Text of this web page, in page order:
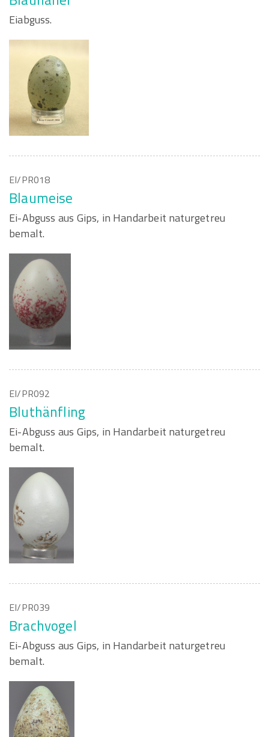
Eiabguss.
EI/PR018
Blaumeise
Ei-Abguss aus Gips, in Handarbeit naturgetreu
bemalt.
EI/PR092
Bluthänfling
Ei-Abguss aus Gips, in Handarbeit naturgetreu
bemalt.
EI/PR039
Brachvogel
Ei-Abguss aus Gips, in Handarbeit naturgetreu
bemalt.